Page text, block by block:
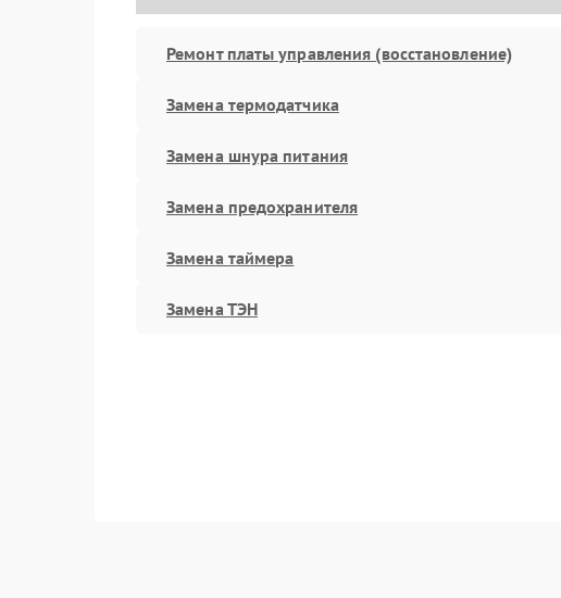
Ремонт платы управления (восстановление)
Замена термодатчика
Замена шнура питания
Замена предохранителя
Замена таймера
Замена ТЭН